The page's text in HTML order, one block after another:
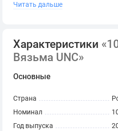
монетный двор
Читать дальше
Характеристики
Вязьма UNC»
Основные
Страна
Номинал
Год выпуска